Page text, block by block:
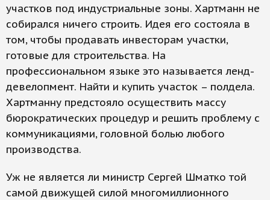
участков под индустриальные зоны. Хартманн не
собирался ничего строить. Идея его состояла в
том, чтобы продавать инвесторам участки,
готовые для строительства. На
профессиональном языке это называется ленд-
девелопмент. Найти и купить участок – полдела.
Хартманну предстояло осуществить массу
бюрократических процедур и решить проблему с
коммуникациями, головной болью любого
производства.
Уж не является ли министр Сергей Шматко той
самой движущей силой многомиллионного